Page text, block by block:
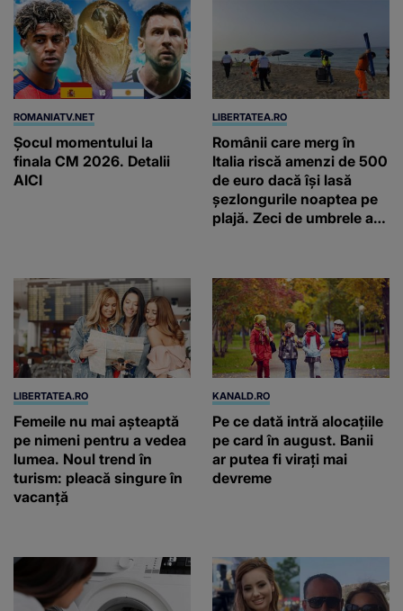
ROMANIATV.NET
Şocul momentului la
finala CM 2026. Detalii
AICI
LIBERTATEA.RO
Românii care merg în
Italia riscă amenzi de 500
de euro dacă își lasă
șezlongurile noaptea pe
plajă. Zeci de umbrele au
LIBERTATEA.RO
Femeile nu mai așteaptă
pe nimeni pentru a vedea
lumea. Noul trend în
turism: pleacă singure în
vacanță
KANALD.RO
Pe ce dată intră alocațiile
pe card în august. Banii
ar putea fi virați mai
devreme